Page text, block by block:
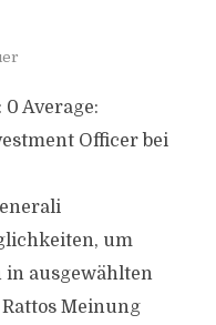
Average:
Officer bei
um
in ausgewählten
Meinung